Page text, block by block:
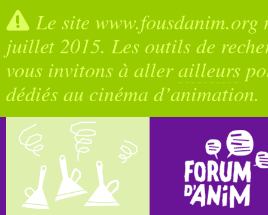
Le site
juillet 2015. Les outils de
vous invitons à allerailleurs
dédiés au cinéma d’animation.